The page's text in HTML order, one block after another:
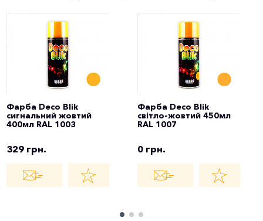
Фарба Deco Blik
сигнальний жовтий
400мл RAL 1003
329 грн.
Фарба Deco Blik
світло-жовтий 450мл
RAL 1007
0 грн.